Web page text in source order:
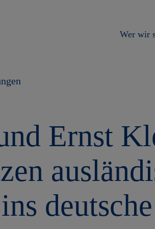
Wer wir
Ernst